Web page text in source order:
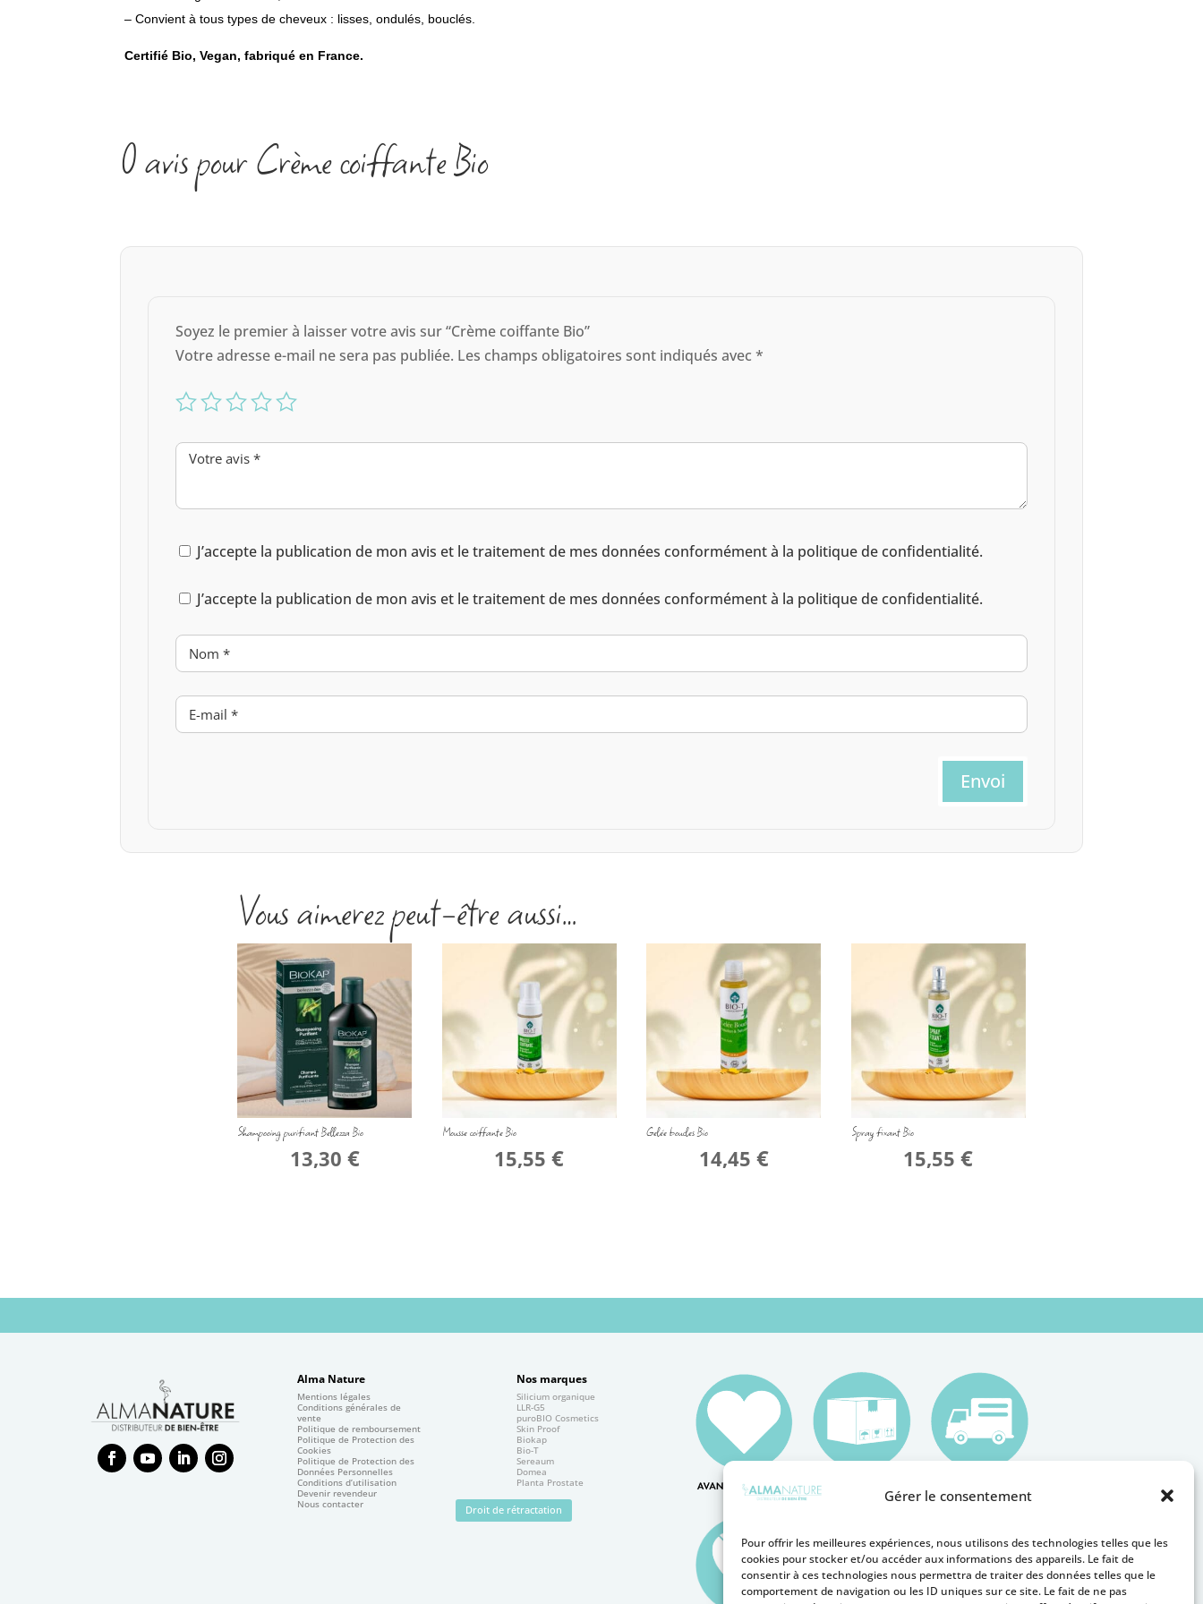
Gérer le consentement
Pour offrir les meilleures expériences, nous utilisons des technologies telles que les
cookies pour stocker et/ou accéder aux informations des appareils. Le fait de
consentir à ces technologies nous permettra de traiter des données telles que le
comportement de navigation ou les ID uniques sur ce site. Le fait de ne pas
– Convient à tous types de cheveux : lisses, ondulés, bouclés.
Certifié Bio, Vegan, fabriqué en France.
0 avis pour Crème coiffante Bio
Soyez le premier à laisser votre avis sur “Crème coiffante Bio”
Votre adresse e-mail ne sera pas publiée. Les champs obligatoires sont indiqués avec*
J’accepte la publication de mon avis et le traitement de mes données conformément à la politique de confidentialité.
J’accepte la publication de mon avis et le traitement de mes données conformément à la politique de confidentialité.
Envoi
Vous aimerez peut-être aussi…
Shampooing purifiant Bellezza Bio
13,30 €
Mousse coiffante Bio
15,55€
Gelée boucles Bio
14,45 €
Spray fixant Bio
15,55€
Alma Nature
Mentions légales
Conditions générales de
vente
Politique de remboursement
Politique de Protection des
Cookies
Politique de Protection des
Données Personnelles
Conditions d’utilisation
Devenir revendeur
Nous contacter
Nos marques
Silicium organique
LLR-G5
puroBIO Cosmetics
Skin Proof
Biokap
Bio-T
Sereaum
Domea
Planta Prostate
Droit de rétractation